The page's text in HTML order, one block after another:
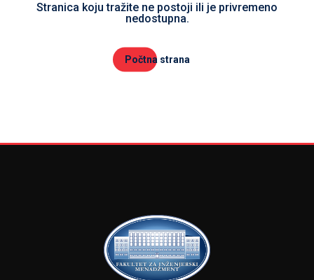
Stranica koju tražite ne postoji ili je privremeno
nedostupna.
Počtna strana